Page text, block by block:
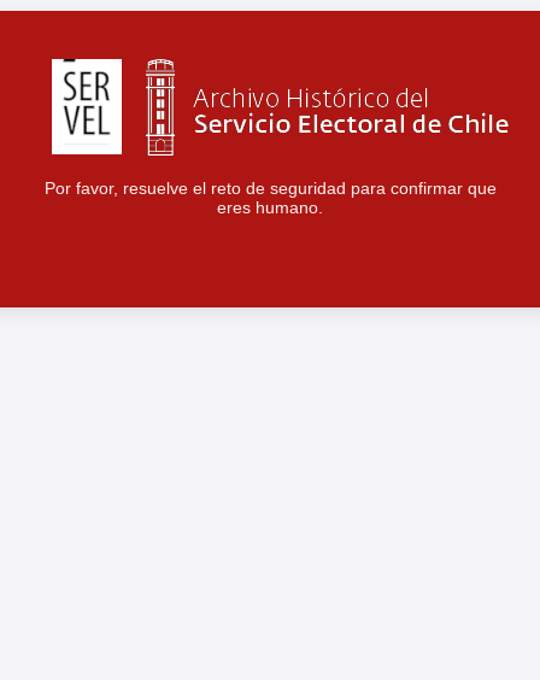
Por favor, resuelve el reto de seguridad para confirmar que
eres humano.